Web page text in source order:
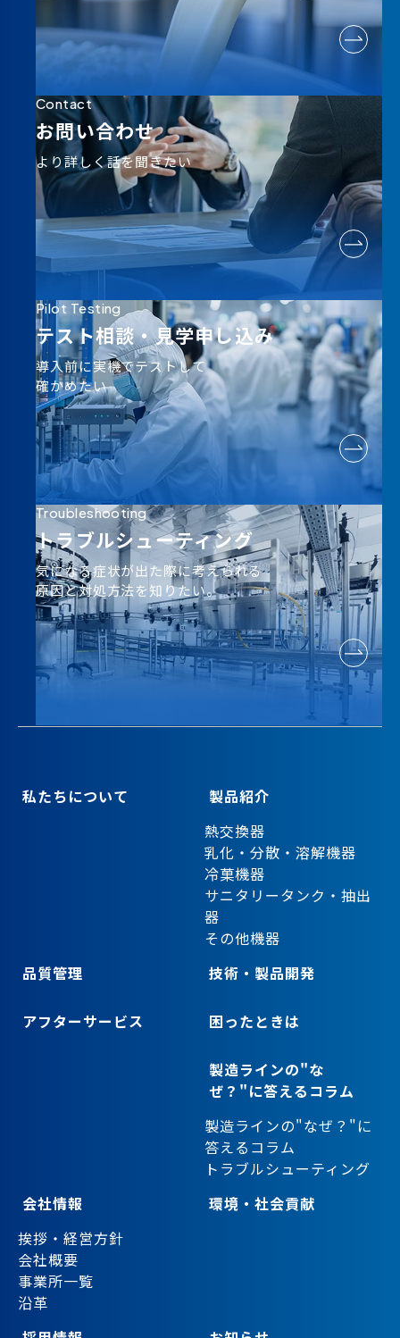
Contact
お問い合わせ
より詳しく話を聞きたい
Pilot Testing
テスト相談・見学申し込み
導入前に実機でテストして
確かめたい
Troubleshooting
トラブルシューティング
気になる症状が出た際に考えられる
原因と対処方法を知りたい。
私たちについて
製品紹介
熱交換器
乳化・分散・溶解機器
冷菓機器
サニタリータンク・抽出
器
その他機器
品質管理
技術・製品開発
アフターサービス 困ったときは
製造ラインの"な
ぜ？"に答えるコラム
製造ラインの"なぜ？"に
答えるコラム
トラブルシューティング
会社情報
挨拶・経営方針
会社概要
事業所一覧
沿革
環境・社会貢献